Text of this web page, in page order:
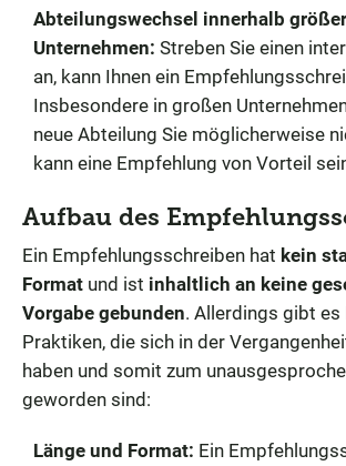
Abteilungswechsel innerhalb
Unternehmen: Streben Sie einen
an, kann Ihnen ein
Insbesondere in großen
neue Abteilung Sie möglicherweise
kann eine Empfehlung von Vorteil
Aufbau des
Ein Empfehlungsschreiben hat kein
Format und ist inhaltlich an keine
Vorgabe gebunden. Allerdings gibt es
Praktiken, die sich in der
haben und somit zum
geworden sind:
Länge und Format: Ein